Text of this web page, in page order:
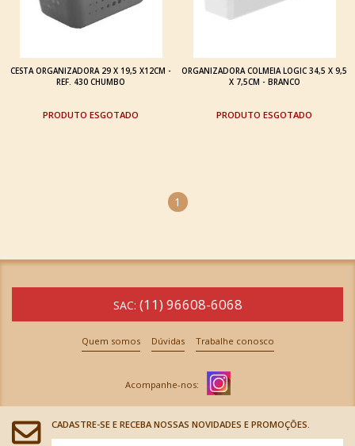
CESTA ORGANIZADORA 29 X 19,5 X12CM -
REF. 430 CHUMBO
ESGOTADO
ORGANIZADORA COLMEIA LOGIC 34,5 X 9,5
X 7,5CM - BRANCO
ESGOTADO
1
SAC: (11) 96608-6068
Quem somos Dúvidas Trabalhe conosco
CADASTRE-SE E RECEBA NOSSAS NOVIDADES E PROMOÇÕES.